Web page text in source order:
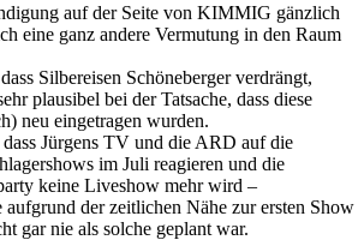
auf der Seite von KIMMIG gänzlich
eine ganz andere Vermutung in den Raum
Silbereisen Schöneberger verdrängt,
plausibel bei der Tatsache, dass diese
neu eingetragen wurden.
dass Jürgens TV und die ARD auf die
im Juli reagieren und die
keine Liveshow mehr wird –
aufgrund der zeitlichen Nähe zur ersten Show
gar nie als solche geplant war.